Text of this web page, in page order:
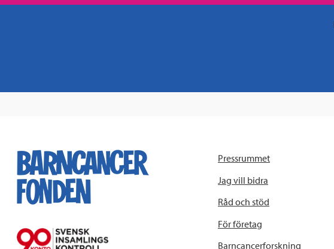
Pressrummet
Jag vill bidra
Råd och stöd
För företag
Barncancerforskning